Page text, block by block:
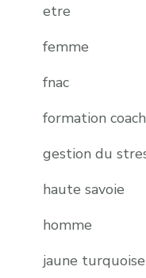
etre
femme
fnac
formation
gestion du
haute savoie
homme
jaune turquoise